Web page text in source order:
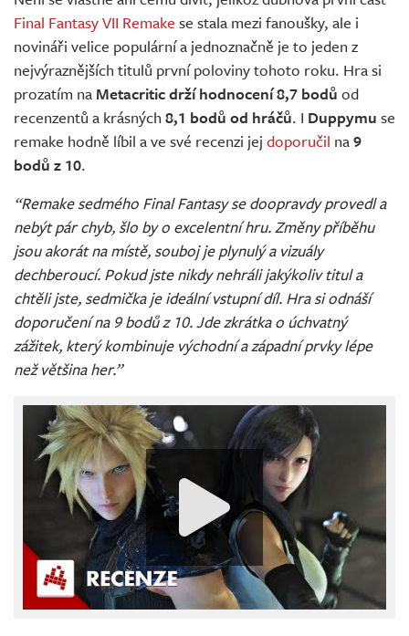
Živě
Final Fantasy VII Remake se stala mezi fanoušky, ale i
novináři velice populární a jednoznačně je to jeden z
nejvýraznějších titulů první poloviny tohoto roku. Hra si
prozatím na Metacritic drží hodnocení 8,7 bodů od
recenzentů a krásných 8,1 bodů od hráčů. I Duppymu se
remake hodně líbil a ve své recenzi jej doporučil na9
bodů z 10.
“Remake sedmého Final Fantasy se doopravdy provedl a
nebýt pár chyb, šlo by o excelentní hru. Změny příběhu
jsou akorát na místě, souboj je plynulý a vizuály
dechberoucí. Pokud jste nikdy nehráli jakýkoliv titul a
chtěli jste, sedmička je ideální vstupní díl. Hra si odnáší
doporučení na 9 bodů z 10. Jde zkrátka o úchvatný
zážitek, který kombinuje východní a západní prvky lépe
než většina her.”